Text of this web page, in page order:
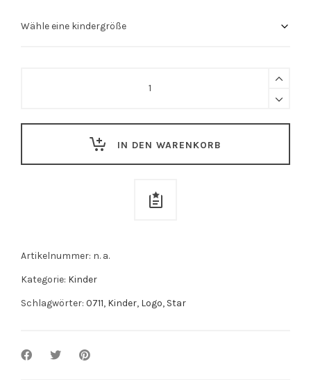
IN DEN WARENKORB
Artikelnummer: n. a.
Kategorie: Kinder
Schlagwörter: 0711, Kinder, Logo, Star